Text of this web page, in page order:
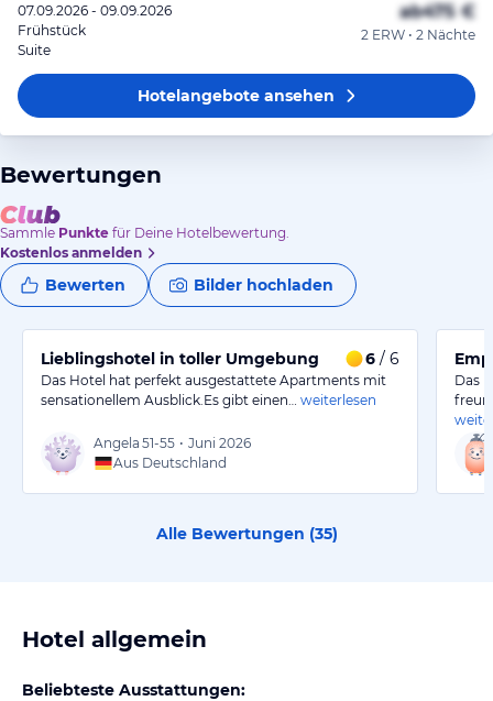
07.09.2026 - 09.09.2026
Frühstück
Suite
ab475 €
2 ERW • 2 Nächte
Hotelangeboteansehen
Bewertungen
Sammle Punkte für Deine Hotelbewertung.
Kostenlos anmelden
Bewerten Bilder hochladen
Lieblingshotel in toller Umgebung 6 / 6
Das Hotel hat perfekt ausgestattete Apartments mit
sensationellem Ausblick.Es gibt einen…
weiterlesen
Angela 51-55 • Juni 2026
Aus Deutschland
Das
Alle Bewertungen (35)
Hotel allgemein
Beliebteste Ausstattungen: